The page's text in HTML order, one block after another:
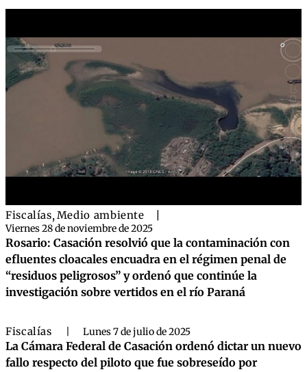
Fiscalías,Medio ambiente
Viernes 28 de noviembre de 2025
Rosario: Casación resolvió que la contaminación con
efluentes cloacales encuadra en el régimen penal de
“residuos peligrosos” y ordenó que continúe la
investigación sobre vertidos en el río Paraná
Fiscalías Lunes 7 de julio de 2025
La Cámara Federal de Casación ordenó dictar un nuevo
fallo respecto del piloto que fue sobreseído por